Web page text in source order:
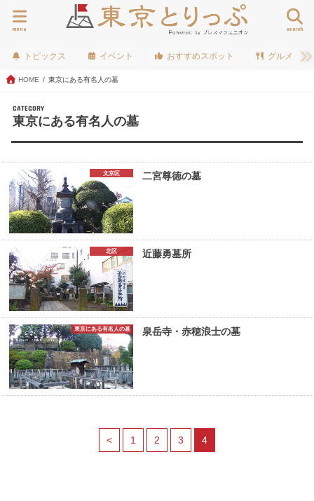
search
menu
トピックス イベント おすすめスポット グルメ
HOME 東京にある有名人の墓
CATEGORY
東京にある有名人の墓
文京区 二宮尊徳の墓
北区 近藤勇墓所
東京にある有名人の墓 泉岳寺・赤穂浪士の墓
< 1 2 3 4